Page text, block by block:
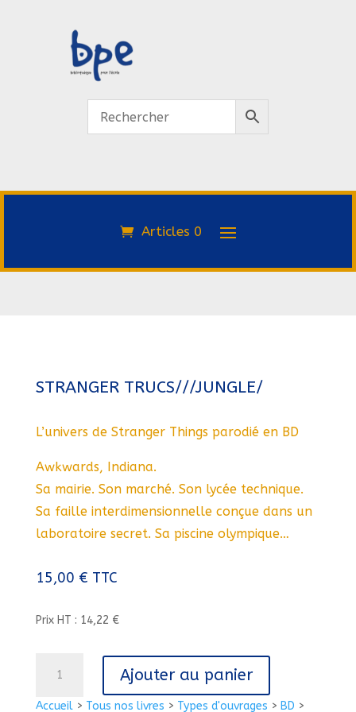
Articles 0
Accueil> Tous nos livres > Types d'ouvrages > BD >
STRANGER TRUCS///JUNGLE/
L’univers de Stranger Things parodié en BD
Awkwards, Indiana.
Sa mairie. Son marché. Son lycée technique.
Sa faille interdimensionnelle conçue dans un
laboratoire secret. Sa piscine olympique…
15,00 € TTC
Prix HT : 14,22 €
STRANGER
Ajouter au panier